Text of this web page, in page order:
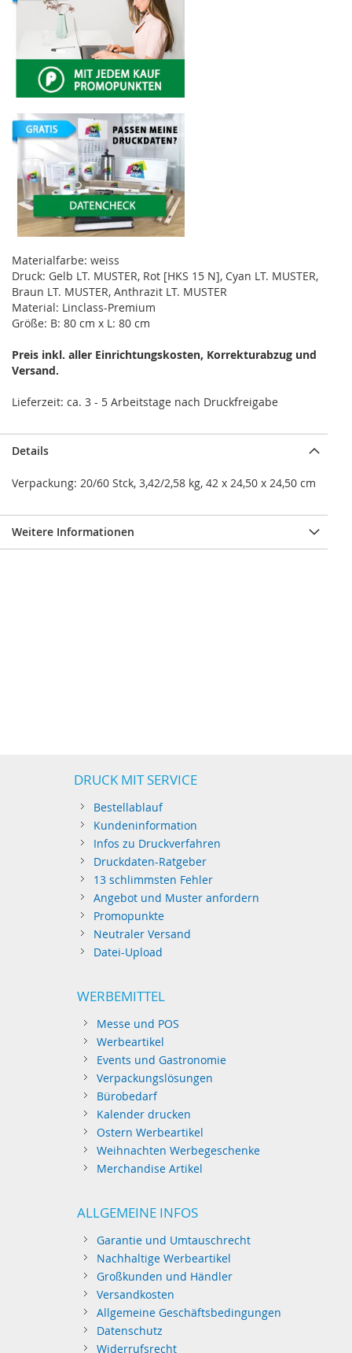
Materialfarbe: weiss
Druck: Gelb LT. MUSTER, Rot [HKS 15 N], Cyan LT. MUSTER,
Braun LT. MUSTER, Anthrazit LT. MUSTER
Material: Linclass-Premium
Größe: B: 80 cm x L: 80 cm
Preis inkl. aller Einrichtungskosten, Korrekturabzug und
Versand.
Details
Verpackung: 20/60 Stck, 3,42/2,58 kg, 42 x 24,50 x 24,50 cm
Weitere Informationen
DRUCK MIT SERVICE
Bestellablauf
Kundeninformation
Infos zu Druckverfahren
Druckdaten-Ratgeber
13 schlimmsten Fehler
Angebot und Muster anfordern
Promopunkte
Neutraler Versand
Datei-Upload
WERBEMITTEL
Messe und POS
Werbeartikel
Events und Gastronomie
Verpackungslösungen
Bürobedarf
Kalender drucken
Ostern Werbeartikel
Weihnachten Werbegeschenke
Merchandise Artikel
ALLGEMEINE INFOS
Garantie und Umtauschrecht
Nachhaltige Werbeartikel
Großkunden und Händler
Versandkosten
Allgemeine Geschäftsbedingungen
Datenschutz
Widerrufsrecht